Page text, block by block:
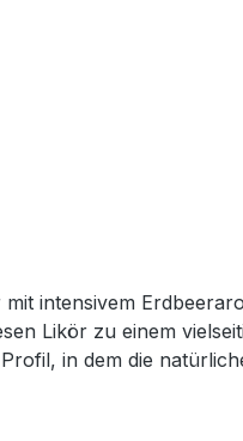
intensivem
Likör zu einem
der Schwechower